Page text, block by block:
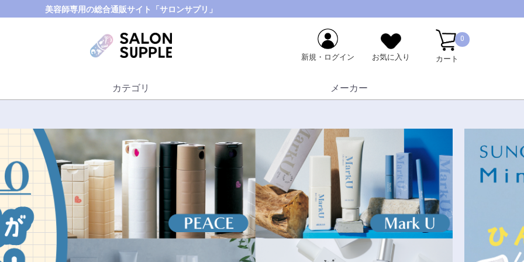
美容師専用の総合通販サイト「サロンサプリ」
新規・ログイン お気に入り
0
カート
カテゴリ メーカー